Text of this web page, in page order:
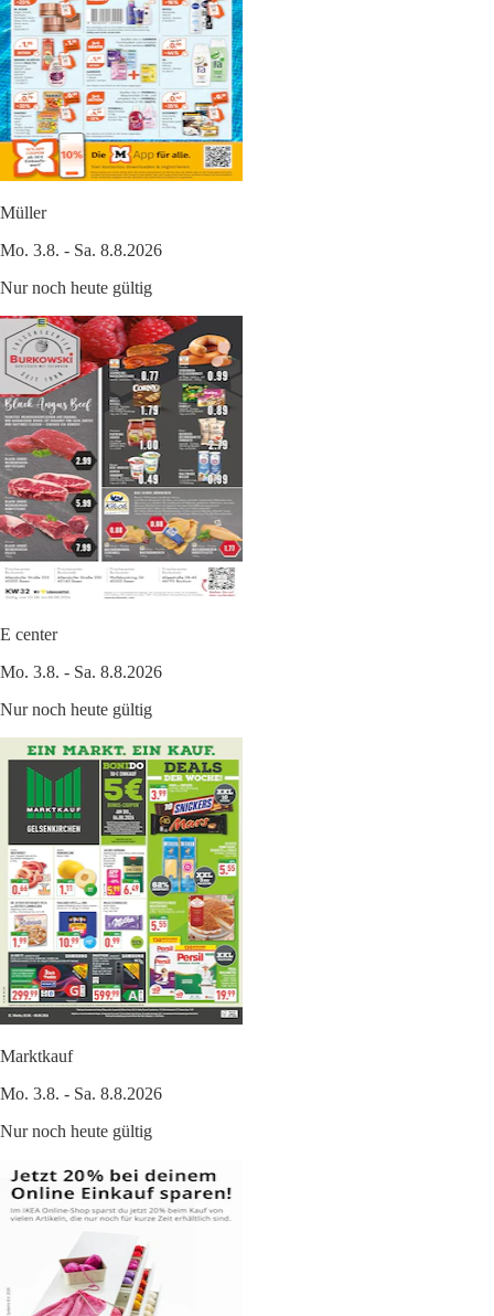
Müller
Mo. 3.8. - Sa. 8.8.2026
Nur noch heute gültig
E center
Mo. 3.8. - Sa. 8.8.2026
Nur noch heute gültig
Marktkauf
Mo. 3.8. - Sa. 8.8.2026
Nur noch heute gültig